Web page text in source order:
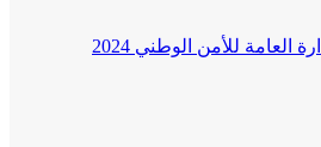
العامة للأمن الوطني 2024